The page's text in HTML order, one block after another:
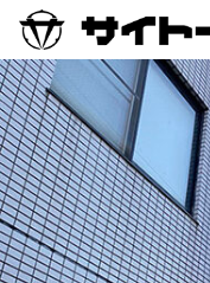
テ
ン
ツ
へ
移
動